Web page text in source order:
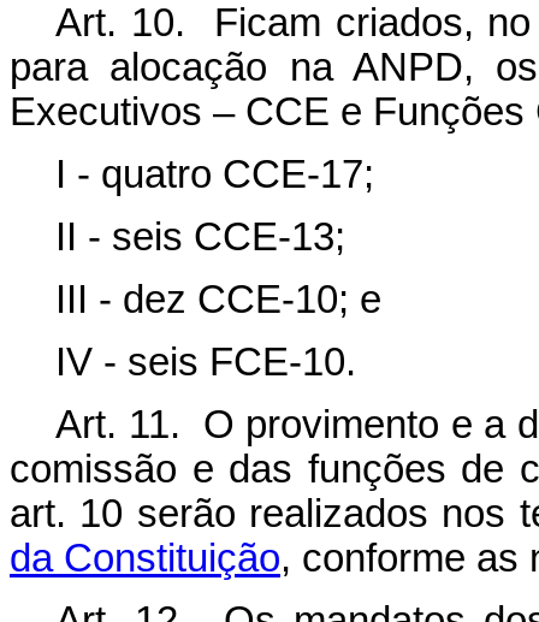
Art. 10. Ficam criados,
para alocação na ANPD,
Executivos – CCE e
I - quatro CCE-17;
II - seis CCE-13;
III - dez CCE-10; e
IV - seis FCE-10.
Art. 11. O provimento e a
comissão e das funções de
art. 10 serão realizados nos
da Constituição, conforme as